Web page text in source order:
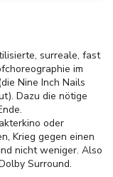
surreale, fast
im
Nine Inch Nails
Dazu die nötige
oder
Krieg gegen einen
nicht weniger. Also
Surround.